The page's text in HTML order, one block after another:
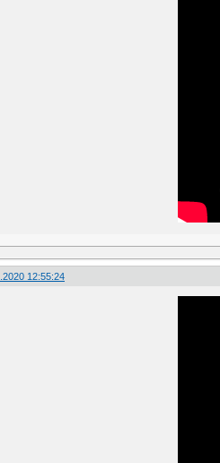
12:55:24